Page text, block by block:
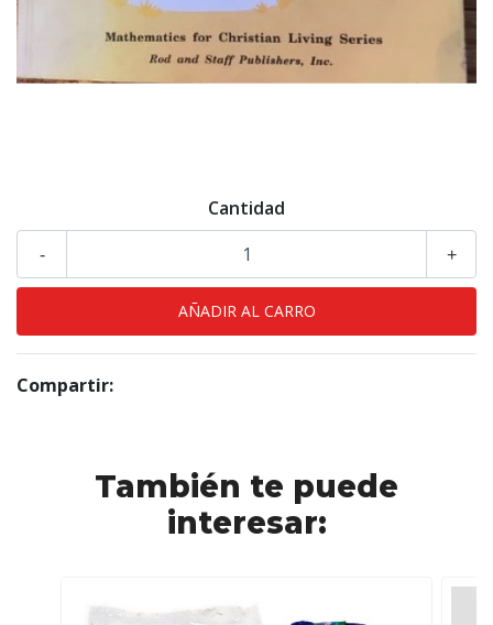
Cantidad
+
-
Compartir:
También te puede
interesar: